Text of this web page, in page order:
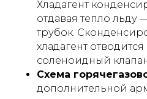
Хладагент
отдавая тепло льду
трубок.
хладагент
соленоидный
Схема
дополнительной